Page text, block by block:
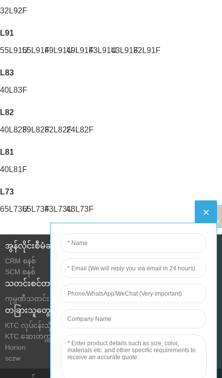
32L92F
L91
55L91U55L91F49L91U49L91F43L91U43L91F32L91F
L83
40L83F
L82
40L82F39L82F32L82F24L82F
L81
40L81F
L73
65L73U65L73F43L73U43L73F
အွန်လိုင်းစီမံခန့်ခွဲမှု
CRM စနစ်
SCM စနစ်
သတင်းစင်တာ
ကုမ္ပဏီသတင်း
တခြားသူတွေ
KTC လုပ်ငန်းသုံး Display
KTC ဆေးတက္ကသိုလ်
Horion
sczw